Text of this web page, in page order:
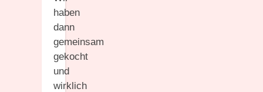
haben
dann
gemeinsam
gekocht
und
wirklich